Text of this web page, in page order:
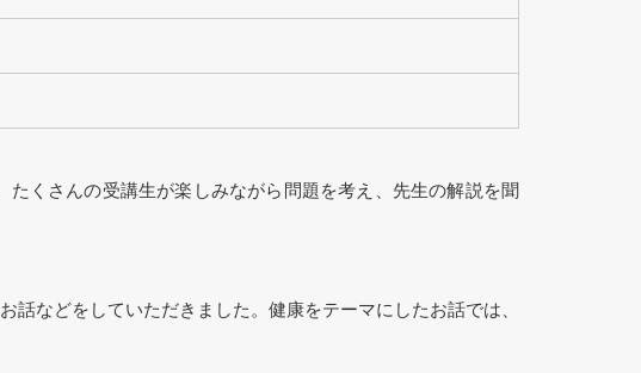
くさんの受講生が楽しみながら問題を考え、先生の解説を聞
などをしていただきました。健康をテーマにしたお話では、